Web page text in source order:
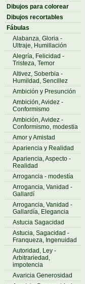
Dibujos para colorear
Dibujos recortables
Fábulas
Alabanza, Gloria -
Ultraje, Humillación
Alegría, Felicidad -
Tristeza, Temor
Altivez, Soberbia -
Humildad, Sencillez
Ambición y Presunción
Ambición, Avidez -
Conformismo
Ambición, Avidez -
Conformismo, modestia
Amor y Amistad
Apariencia y Realidad
Apariencia, Aspecto -
Realidad
Arrogancia - modestía
Arrogancia, Vanidad -
Gallardí
Arrogancia, Vanidad -
Gallardía, Elegancia
Astucia Sagacidad
Astucia, Sagacidad -
Franqueza, Ingenuidad
Autoridad, Ley -
Arbitrariedad,
impotencia
Avaricia Generosidad